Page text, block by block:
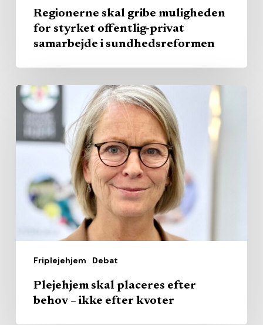
Regionerne skal gribe muligheden
for styrket offentlig-privat
samarbejde i sundhedsreformen
Friplejehjem Debat
Plejehjem
skal
efter
ikke
efter
Plejehjem skal placeres efter
behov – ikke efter kvoter